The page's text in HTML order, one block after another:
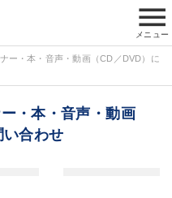
menu
メニュー
ー・本・音声・動画（CD／DVD）に
・本・音声・動画
い合わせ